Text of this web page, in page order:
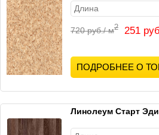
720 руб./ м2 251
ПОДРОБНЕЕ О
Линолеум Старт